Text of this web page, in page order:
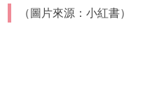
（圖片來源：小紅書）